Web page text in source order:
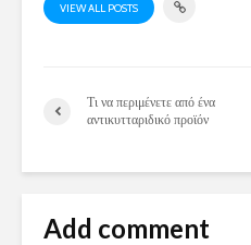
VIEW ALL POSTS
Τι να περιμένετε από ένα
αντικυτταριδικό προϊόν
Add comment